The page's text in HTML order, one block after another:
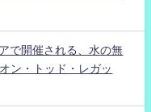
で開催される、水の無
ン・トッド・レガッ